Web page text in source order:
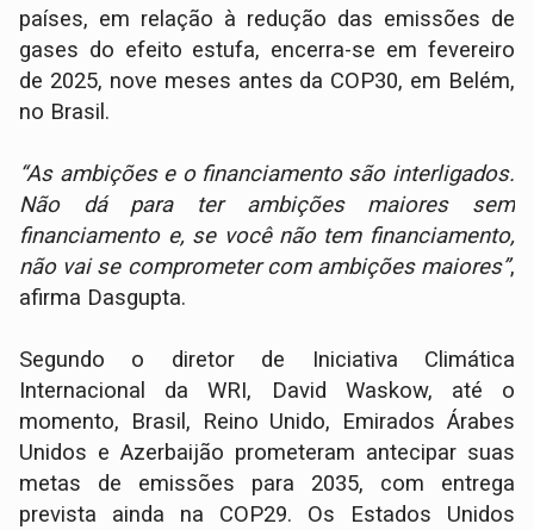
países, em relação à redução das emissões de
gases do efeito estufa, encerra-se em fevereiro
de 2025, nove meses antes da COP30, em Belém,
no Brasil.
“As ambições e o financiamento são interligados.
Não dá para ter ambições maiores sem
financiamento e, se você não tem financiamento,
não vai se comprometer com ambições maiores”,
afirma Dasgupta.
Segundo o diretor de Iniciativa Climática
Internacional da WRI, David Waskow, até o
momento, Brasil, Reino Unido, Emirados Árabes
Unidos e Azerbaijão prometeram antecipar suas
metas de emissões para 2035, com entrega
prevista ainda na COP29. Os Estados Unidos